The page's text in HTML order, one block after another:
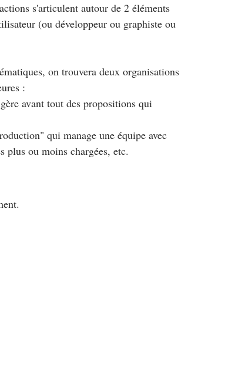
s'articulent autour de 2 éléments
(ou développeur ou graphiste ou
on trouvera deux organisations
:
avant tout des propositions qui
qui manage une équipe avec
plus ou moins chargées, etc.